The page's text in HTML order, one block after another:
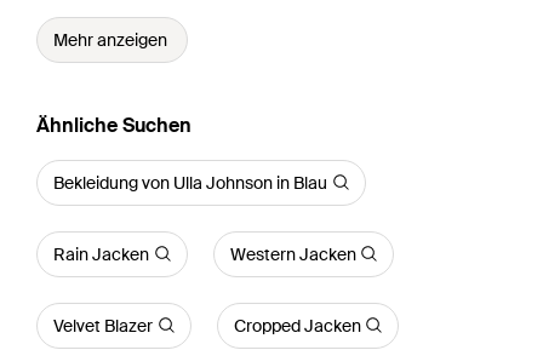
Mehr anzeigen
Ähnliche Suchen
Bekleidung von Ulla Johnson in Blau
Rain Jacken Western Jacken
Velvet Blazer Cropped Jacken